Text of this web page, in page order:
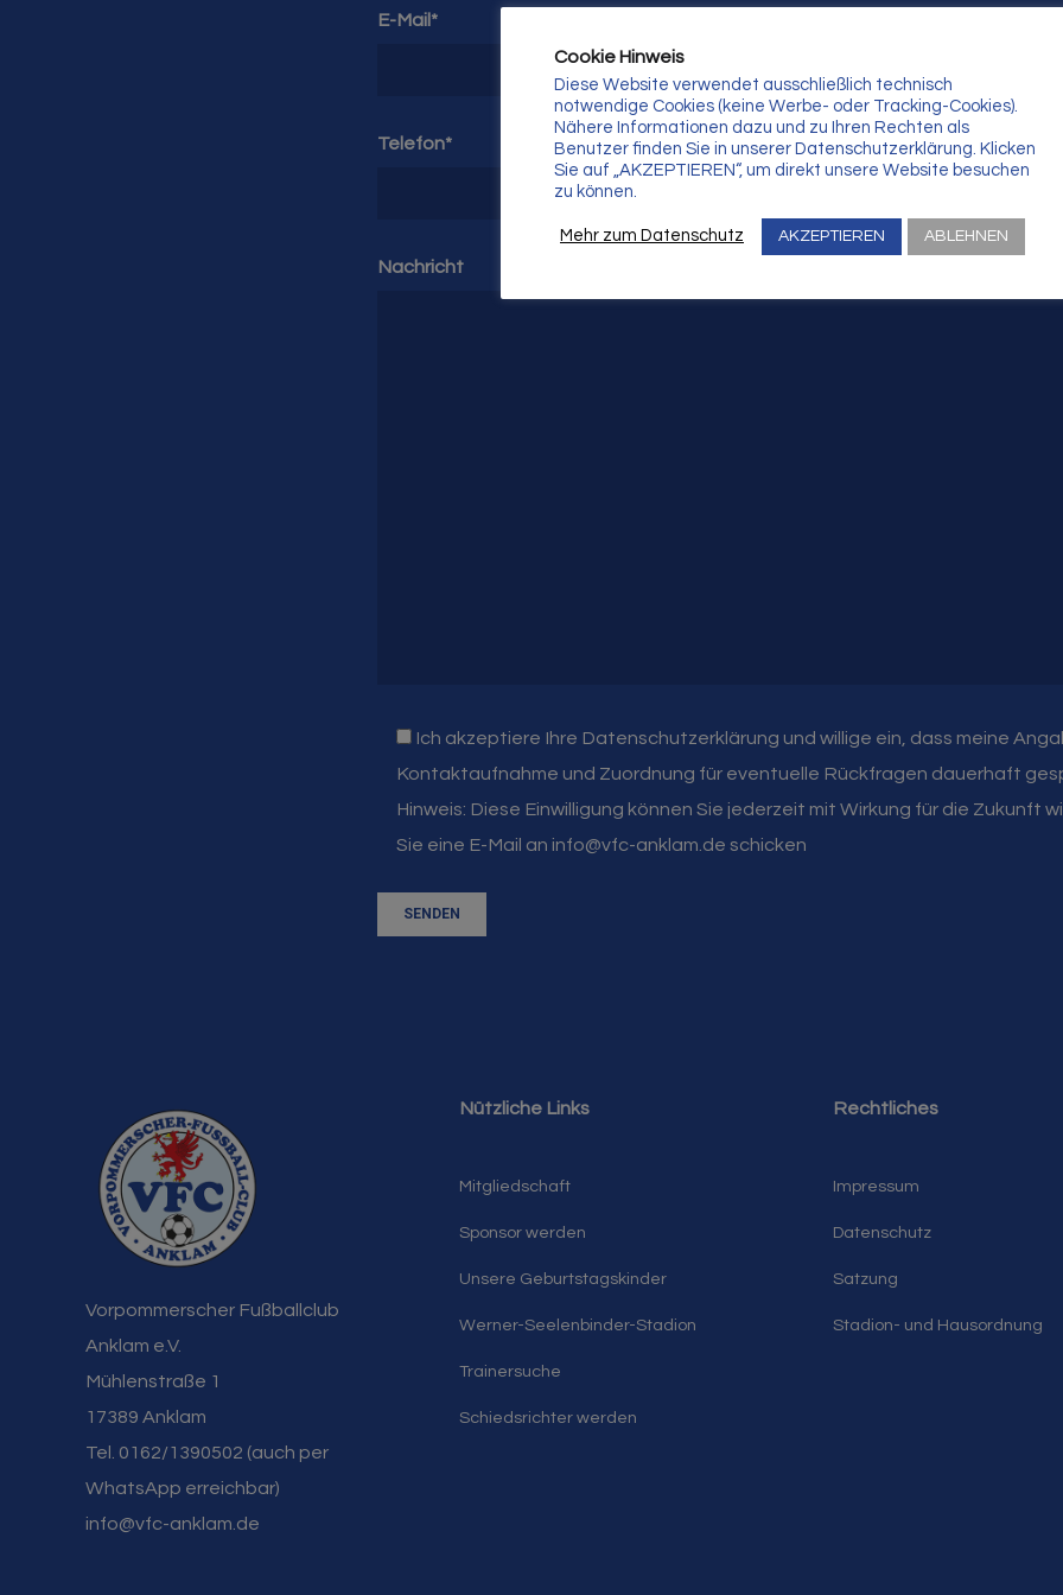
E-Mail*
Telefon*
Nachricht
Ich akzeptiere Ihre Datenschutzerklärung und willige ein, dass meine
Kontaktaufnahme und Zuordnung für eventuelle Rückfragen dauerhaft
Hinweis: Diese Einwilligung können Sie jederzeit mit Wirkung für die Zukunft
Sie eine E-Mail an info@vfc-anklam.de schicken
Vorpommerscher Fußballclub
Anklam e.V.
Mühlenstraße 1
17389 Anklam
Tel. 0162/1390502 (auch per
WhatsApp erreichbar)
info@vfc-anklam.de
Nützliche Links
Mitgliedschaft
Sponsor werden
Unsere Geburtstagskinder
Werner-Seelenbinder-Stadion
Trainersuche
Schiedsrichter werden
Rechtliches
Impressum
Datenschutz
Satzung
Stadion- und Hausordnung
Cookie Hinweis
Diese Website verwendet ausschließlich technisch
notwendige Cookies (keine Werbe- oder Tracking-Cookies).
Nähere Informationen dazu und zu Ihren Rechten als
Benutzer finden Sie in unserer Datenschutzerklärung. Klicken
Sie auf „AKZEPTIEREN“, um direkt unsere Website besuchen
zu können.
Mehr zum Datenschutz AKZEPTIEREN ABLEHNEN